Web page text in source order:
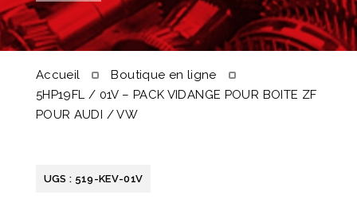
Accueil
Boutique en ligne
5HP19FL / 01V – PACK VIDANGE POUR BOITE ZF
POUR AUDI / VW
UGS : 519-KEV-01V